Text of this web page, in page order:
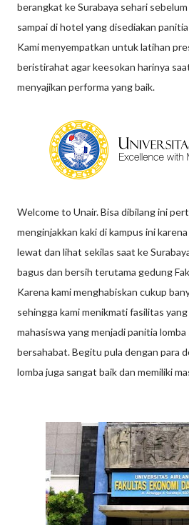
berangkat ke Surabaya sehari
sampai di hotel yang disediakan
Kami menyempatkan untuk latihan
beristirahat agar keesokan harinya
menyajikan performa yang baik.
Welcome to Unair. Bisa dibilang ini
menginjakkan kaki di kampus ini
lewat dan lihat sekilas saat ke
bagus dan bersih terutama gedung
Karena kami menghabiskan cukup
sehingga kami menikmati fasilitas yang
mahasiswa yang menjadi panitia
bersahabat. Begitu pula dengan para
lomba juga sangat baik dan memiliki